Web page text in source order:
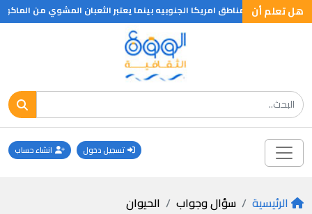
هل تعلم أن
في بعض مناطق امريكا الجنوبيه بينما يعتبر الثعبان المشوي من
تسجيل دخول انشاء حساب
الرئيسية سؤال وجواب الحيوان